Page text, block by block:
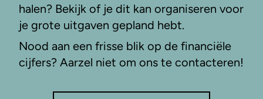
halen? Bekijk of je dit kan organiseren voor
je grote uitgaven gepland hebt.
Nood aan een frisse blik op de financiële
cijfers? Aarzel niet om ons te contacteren!